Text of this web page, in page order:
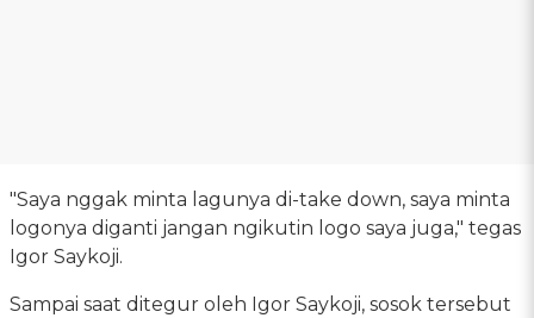
"Saya nggak minta lagunya di-take down, saya minta
logonya diganti jangan ngikutin logo saya juga," tegas
Igor Saykoji.
Sampai saat ditegur oleh Igor Saykoji, sosok tersebut